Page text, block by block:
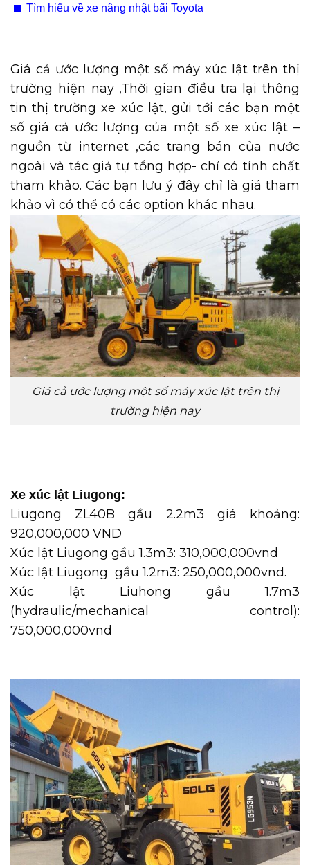
Tìm hiểu về xe nâng nhật bãi Toyota
Giá cả ước lượng một số máy xúc lật trên thị
trường hiện nay ,Thời gian điều tra lại thông
tin thị trường xe xúc lật, gửi tới các bạn một
số giá cả ước lượng của một số xe xúc lật –
nguồn từ internet ,các trang bán của nước
ngoài và tác giả tự tổng hợp- chỉ có tính chất
tham khảo. Các bạn lưu ý đây chỉ là giá tham
khảo vì có thể có các option khác nhau.
Giá cả ước lượng một số máy xúc lật trên thị
trường hiện nay
Xe xúc lật Liugong:
Liugong ZL40B gầu 2.2m3 giá khoảng:
920,000,000 VND
Xúc lật Liugong gầu 1.3m3: 310,000,000vnd
Xúc lật Liugong gầu 1.2m3: 250,000,000vnd.
Xúc lật Liuhong gầu 1.7m3
(hydraulic/mechanical control):
750,000,000vnd